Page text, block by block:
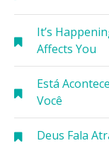
It’s
Affects You
Está
Você
Deus Fala